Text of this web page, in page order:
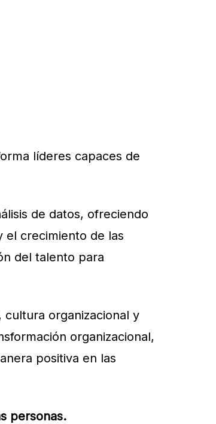
líderes capaces de
de datos, ofreciendo
el crecimiento de las
del talento para
organizacional y
organizacional,
positiva en las
personas.